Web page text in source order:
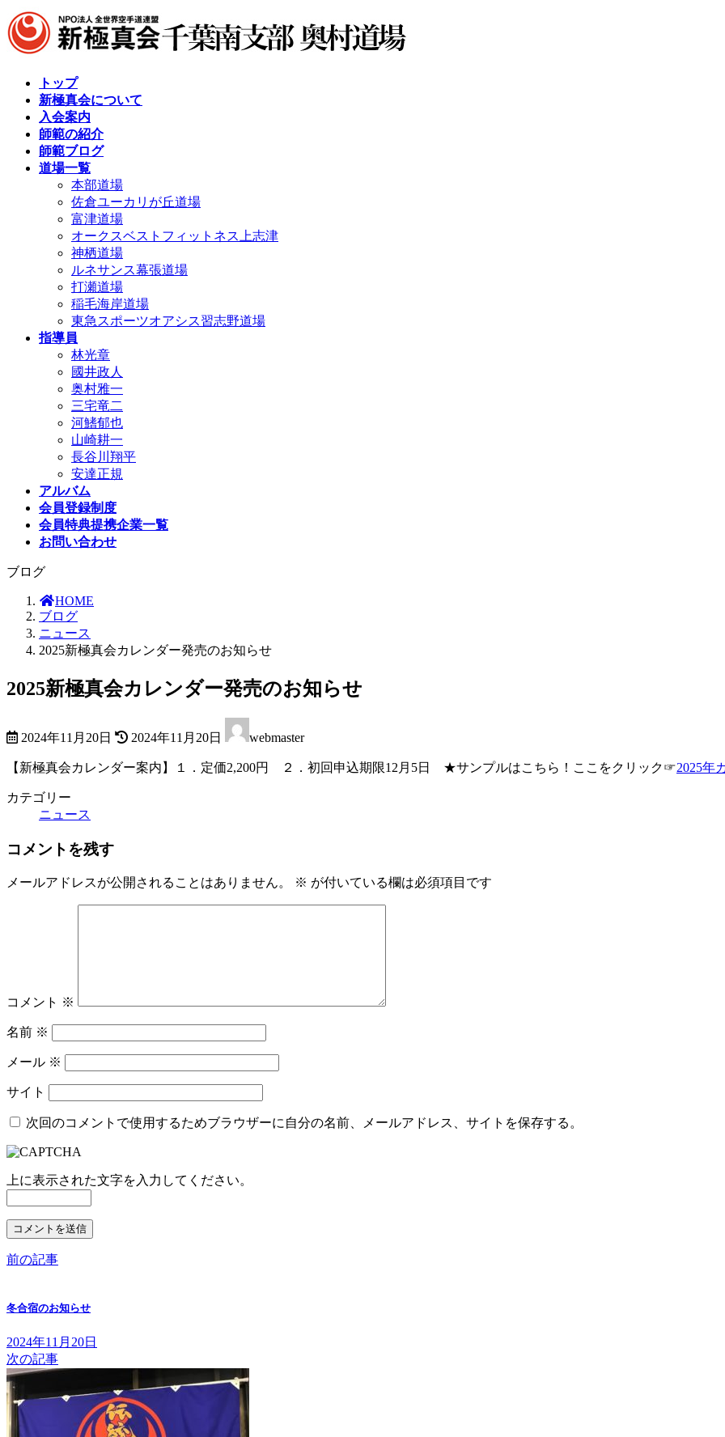
コ
ン
テ
ナ
ビ
ゲ
トップ
新極真会について
入会案内
師範の紹介
師範ブログ
道場一覧
本部道場
佐倉ユーカリが丘道場
富津道場
オークスベストフィットネス上志津
神栖道場
ルネサンス幕張道場
打瀬道場
稲毛海岸道場
東急スポーツオアシス習志野道場
指導員
林光章
國井政人
奥村雅一
三宅竜二
河鰭郁也
山崎耕一
長谷川翔平
安達正規
アルバム
会員登録制度
会員特典提携企業一覧
お問い合わせ
ブログ
HOME
ブログ
ニュース
2025新極真会カレンダー発売のお知らせ
2025新極真会カレンダー発売のお知らせ
2024年11月20日
終
更
新
2024年11月20日 webmaster
【新極真会カレンダー案内】１．定価2,200円 ２．初回申込期限12月5日 ★サンプルはこちら！ここをクリック☞2025年
カテゴリー
ニュース
コメントを残す
メールアドレスが公開されることはありません。 ※ が付いている欄は必須項目です
コメント ※
名前 ※
メール ※
サイト
次回のコメントで使用するためブラウザーに自分の名前、メールアドレス、サイトを保存する。
上に表示された文字を入力してください。
前の記事
冬合宿のお知らせ
2024年11月20日
次の記事